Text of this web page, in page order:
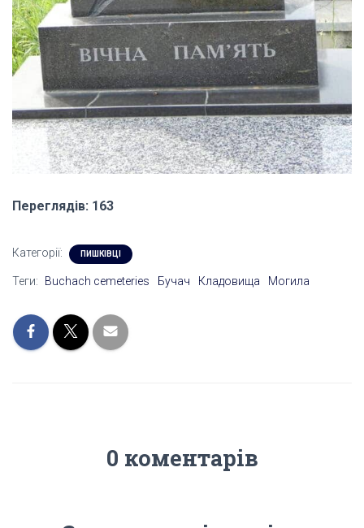
Переглядів: 163
Категорії: ПИШКІВЦІ
Теги: Buchach cemeteries Бучач Кладовища Могила
0 коментарів